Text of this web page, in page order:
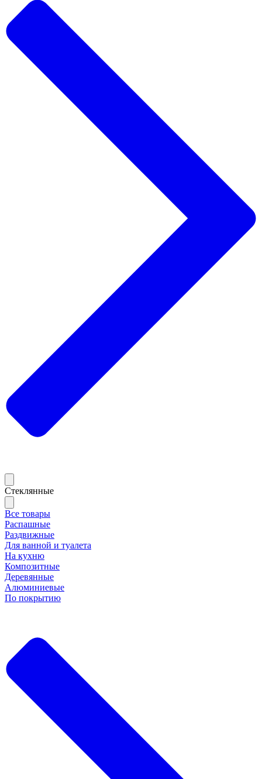
Стеклянные
Все товары
Распашные
Раздвижные
Для ванной и туалета
На кухню
Композитные
Деревянные
Алюминиевые
По покрытию